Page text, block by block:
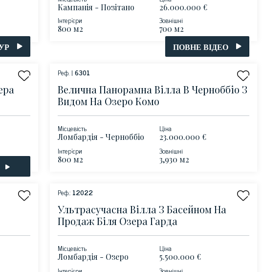
Кампанія - Позітано 26.000.000 €
Інтер'єри
800 м2
Зовнішні
700 м2
ПОВНЕ ВІДЕО
Реф. | 6301
Велична Панорамна Вілла В Черноббіо З
Видом На Озеро Комо
Місцевість
Ломбардія - Черноббіо
Ціна
23.000.000 €
Інтер'єри
800 м2
Зовнішні
3,930 м2
Реф.: 12022
Ультрасучасна Вілла З Басейном На
Продаж Біля Озера Гарда
Місцевість
Ломбардія - Озеро
Ціна
5.500.000 €